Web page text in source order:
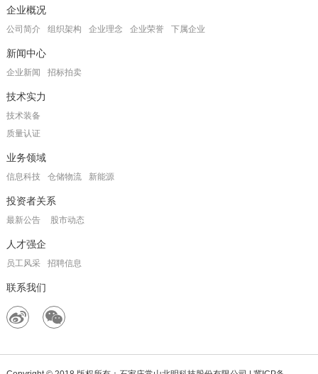
企业概况
公司简介 组织架构 企业理念 企业荣誉 下属企业
新闻中心
企业新闻 招标拍卖
技术实力
技术装备
质量认证
业务领域
信息科技 仓储物流 新能源
投资者关系
最新公告 股市动态
人才强企
员工风采 招聘信息
联系我们